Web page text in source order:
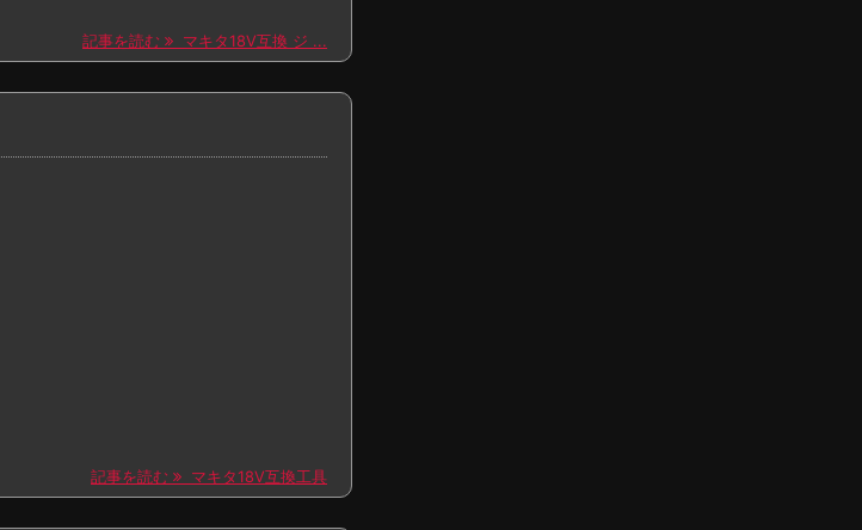
記事を読む マキタ18V互換 ジ ...
記事を読む マキタ18V互換工具